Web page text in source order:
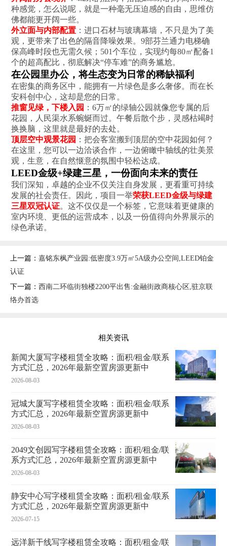
种感觉，怎么说呢，就是一种毫无压迫感的自由，思维仿
佛都能更开阔一些。
外立面与内部配置 ：进口石材与玻璃幕墙，不只是为了美
观，更带来了出色的隔音降噪效果。9部芬兰通力电梯确
保高峰时段也无需久候；501个车位，实现约每80㎡配备1
个的超高配比，彻底解决“停车难”的商务尴尬。
在公园里办公，将生态变为日常的稀缺福利
在密集的商务区中，能拥有一片绿色是多么奢侈。而在长
安科创中心，这却是您的日常。
推窗见绿，下楼入园 ：6万㎡的绿轴公园就像您专属的后
花园，人民渠水系蜿蜒而过。午餐后散个步，灵感枯竭时
换换脑，这里就是最好的去处。
顶层空中观景花园 ：把会客室搬到顶层的空中花园如何？
在这里，您可以一边洽谈合作，一边俯瞰中轴线的壮美景
观，生意，在自然惬意的氛围中轻松达成。
LEED金级+绿建三星，一份面向未来的责任
我们深知，卓越的企业不仅关注自身发展，更看重可持续
发展的社会责任。因此，项目一举荣获LEED金级与绿建
三星双冠认证。这不仅仅是一个标签，它意味着更健康的
室内环境、更低的运营成本，以及一份值得向外界展示的
绿色承诺。
上一篇： 嘉铭东枫产业园:低密度3.9万㎡5A级办公空间,LEED铂金
认证
下一篇： 西南二环临街独楼2200平出售:金融街政商核心区,驻京联
络办首选
相关资讯
新闻大厦写字楼租赁全攻略：面积/租金/联系
方式汇总，2026年最新空置房源更新中
2026-08-03
冠城大厦写字楼租赁全攻略：面积/租金/联系
方式汇总，2026年最新空置房源更新中
2026-08-03
2049文创园写字楼租赁全攻略：面积/租金/联
系方式汇总，2026年最新空置房源更新中
2026-08-03
静安中心写字楼租赁全攻略：面积/租金/联系
方式汇总，2026年最新空置房源更新中
2026-07-15
远洋新干线写字楼租赁全攻略：面积/租金/联